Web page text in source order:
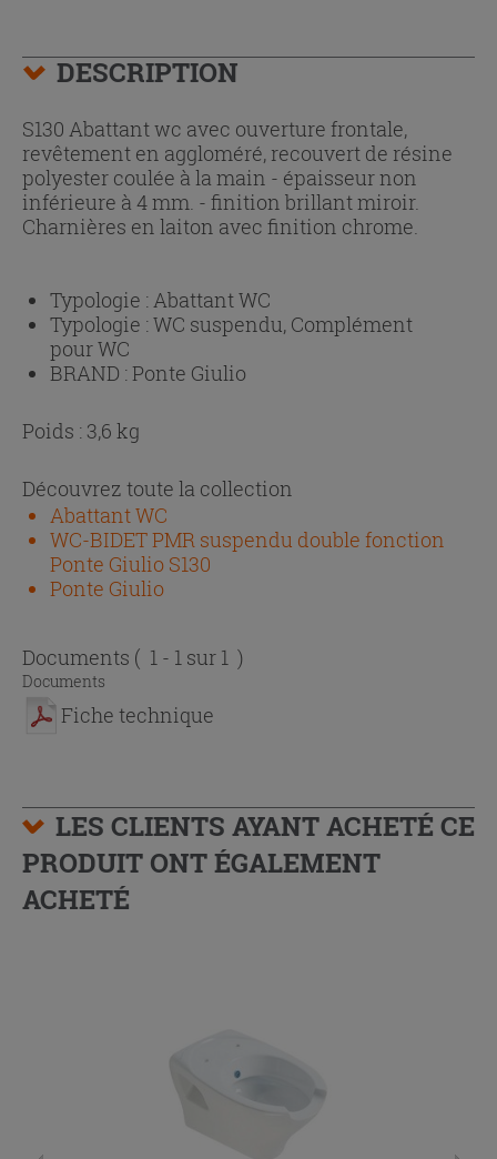
DESCRIPTION
S130 Abattant wc avec ouverture frontale,
revêtement en aggloméré, recouvert de résine
polyester coulée à la main - épaisseur non
inférieure à 4 mm. - finition brillant miroir.
Charnières en laiton avec finition chrome.
Typologie :Abattant WC
Typologie :WC suspendu, Complément
pour WC
BRAND :Ponte Giulio
Poids : 3,6 kg
Découvrez toute la collection
Abattant WC
WC-BIDET PMR suspendu double fonction
Ponte Giulio S130
Ponte Giulio
Documents ( 1 - 1 sur 1 )
Documents
Fiche technique
LES CLIENTS AYANT ACHETÉ CE
PRODUIT ONT ÉGALEMENT
ACHETÉ